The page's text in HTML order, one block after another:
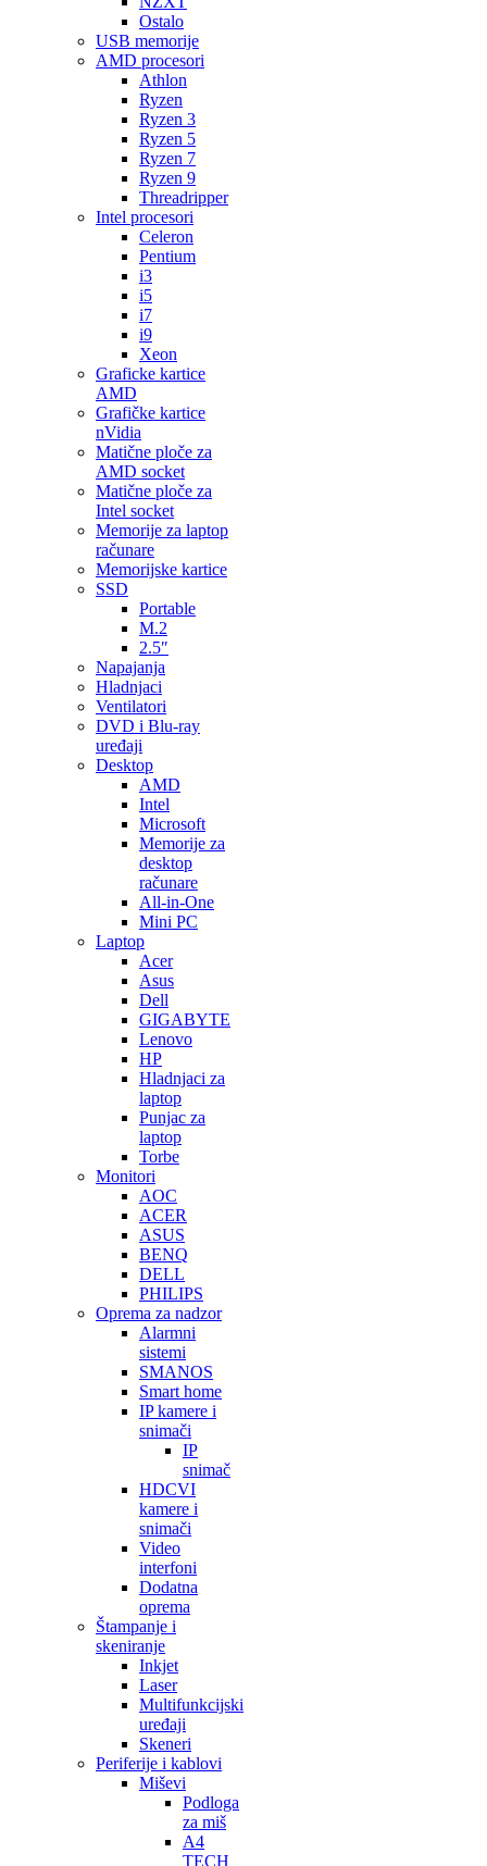
Ostalo
USB memorije
AMD procesori
Athlon
Ryzen
Ryzen 3
Ryzen 5
Ryzen 7
Ryzen 9
Threadripper
Intel procesori
Celeron
Pentium
i3
i5
i7
i9
Xeon
Graficke kartice
AMD
Grafičke kartice
nVidia
Matične ploče za
AMD socket
Matične ploče za
Intel socket
Memorije za laptop
računare
Memorijske kartice
SSD
Portable
M.2
2.5″
Napajanja
Hladnjaci
Ventilatori
DVD i Blu-ray
uređaji
Desktop
AMD
Intel
Microsoft
Memorije za
desktop
računare
All-in-One
Mini PC
Laptop
Acer
Asus
Dell
GIGABYTE
Lenovo
HP
Hladnjaci za
laptop
Punjac za
laptop
Torbe
Monitori
AOC
ACER
ASUS
BENQ
DELL
PHILIPS
Oprema za nadzor
Alarmni
sistemi
SMANOS
Smart home
IP kamere i
snimači
IP
snimač
HDCVI
kamere i
snimači
Video
interfoni
Dodatna
oprema
Štampanje i
skeniranje
Inkjet
Laser
Multifunkcijski
uređaji
Skeneri
Periferije i kablovi
Miševi
Podloga
za miš
A4
TECH